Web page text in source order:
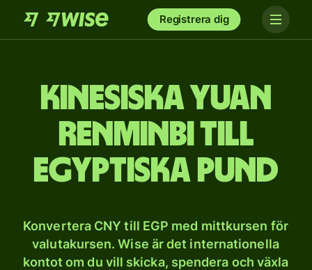
Registrera dig
Kinesiska yuan
renminbi till
egyptiska pund
Konvertera CNY till EGP med mittkursen för
valutakursen. Wise är det internationella
kontot om du vill skicka, spendera och växla